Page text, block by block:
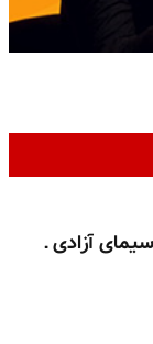
آزادی ـ